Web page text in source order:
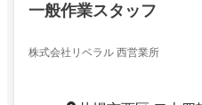
一般作業スタッフ
株式会社リベラル 西営業所